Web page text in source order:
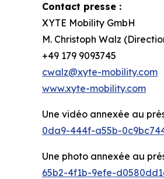
Contact presse :
XYTE Mobility GmbH
M. Christoph Walz
+49 179 9093745
cwalz@xyte-mobility.com
www.xyte-mobility.com
Une vidéo annexée au
0da9-444f-a55b-
Une photo annexée au
65b2-4f1b-9efe-